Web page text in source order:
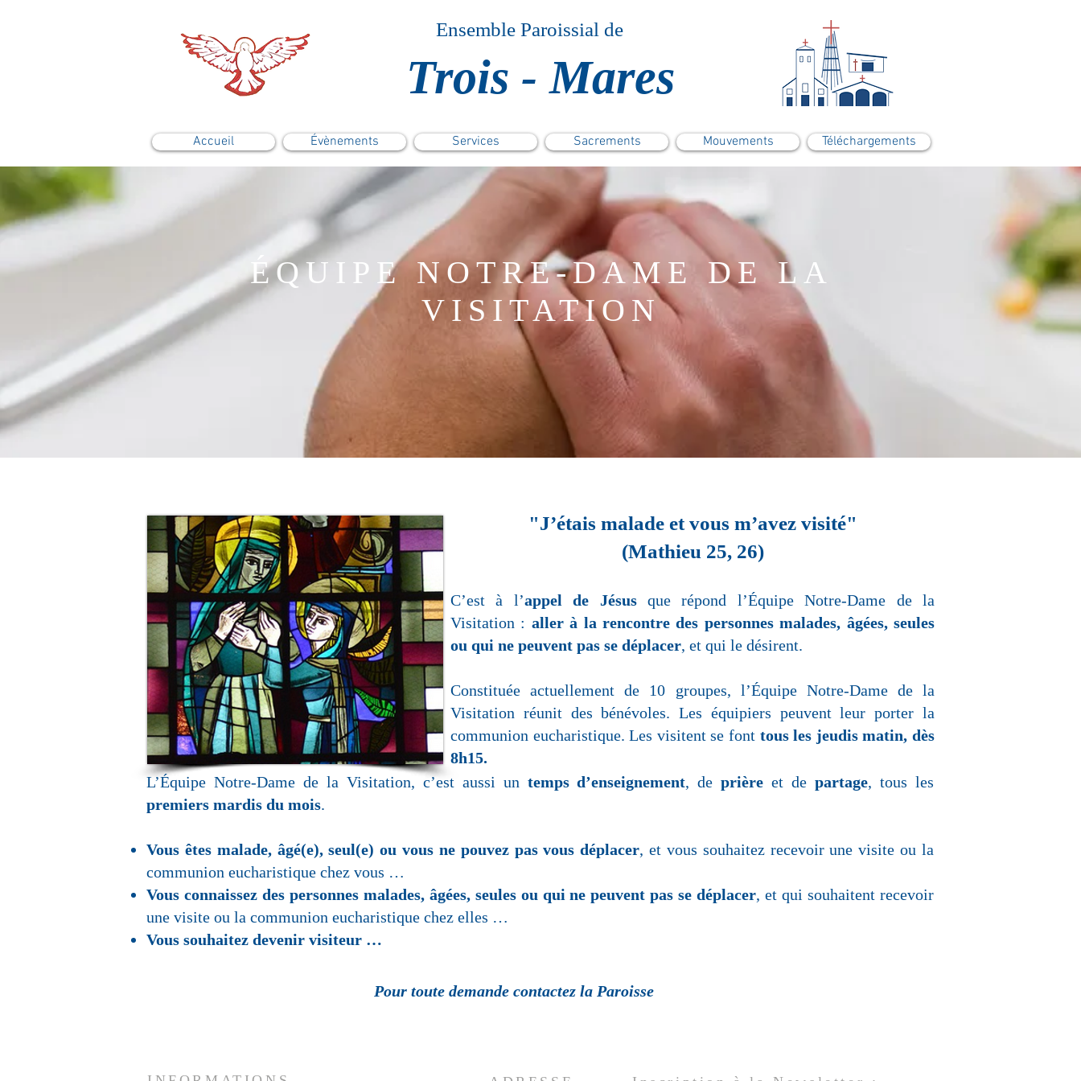
Ensemble Paroissial de
Trois - Mares
Accueil Évènements Services Sacrements Mouvements Téléchargements
ÉQUIPE NOTRE-DAME DE LA
VISITATION
C’est à l’appel de Jésusque répond l’Équipe Notre-Dame de la
Visitation : aller à la rencontre des personnes malades, âgées, seules
ou qui ne peuvent pas se déplacer, et qui le désirent.
Constituée actuellement de 10 groupes, l’Équipe Notre-Dame de la
Visitation réunit des bénévoles. Les équipiers peuvent leur porter la
communion eucharistique. Les visitent se font tous les jeudis matin, dès
8h15.
"J’étais malade et vous m’avez visité"
(Mathieu 25, 26)
L’Équipe Notre-Dame de la Visitation, c’est aussi un temps d’enseignement, deprière et departage, tous les
premiers mardis du mois.
Vous êtes malade, âgé(e), seul(e) ou vous ne pouvez pas vous déplacer, et vous souhaitez recevoir une visite ou la
communion eucharistique chez vous …
Vous connaissez des personnes malades, âgées, seules ou qui ne peuvent pas se déplacer, et qui souhaitent recevoir
une visite ou la communion eucharistique chez elles …
Vous souhaitez devenir visiteur …
Pour toute demande contactez la Paroisse